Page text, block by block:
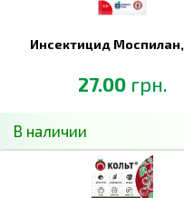
Инсектицид Моспилан,
27.00 грн.
В наличии